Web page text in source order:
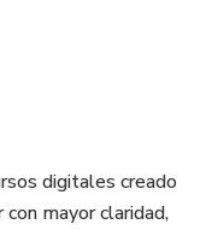
digitales creado
mayor claridad,